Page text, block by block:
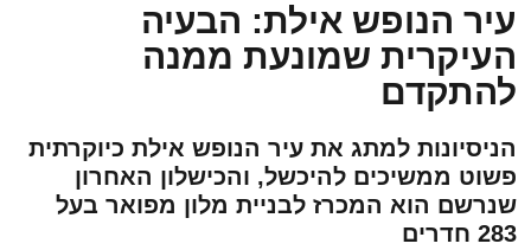
עיר הנופש אילת: הבעיה
העיקרית שמונעת ממנה
להתקדם
הניסיונות למתג את עיר הנופש אילת כיוקרתית
פשוט ממשיכים להיכשל, והכישלון האחרון
שנרשם הוא המכרז לבניית מלון מפואר בעל
283 חדרים